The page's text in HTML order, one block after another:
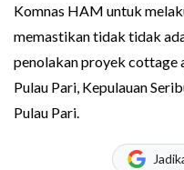
Komnas HAM untuk
memastikan tidak tidak
penolakan proyek cottage
Pulau Pari, Kepulauan
Pulau Pari.